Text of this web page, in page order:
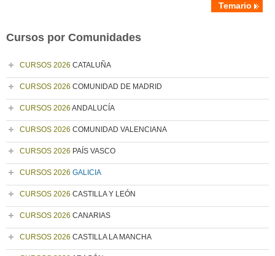
Temario
Cursos por Comunidades
CURSOS 2026 CATALUÑA
CURSOS 2026 COMUNIDAD DE MADRID
CURSOS 2026 ANDALUCÍA
CURSOS 2026 COMUNIDAD VALENCIANA
CURSOS 2026 PAÍS VASCO
CURSOS 2026 GALICIA
CURSOS 2026 CASTILLA Y LEÓN
CURSOS 2026 CANARIAS
CURSOS 2026 CASTILLA LA MANCHA